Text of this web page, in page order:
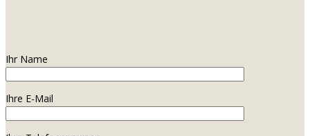
Ihr Name
Ihre E-Mail